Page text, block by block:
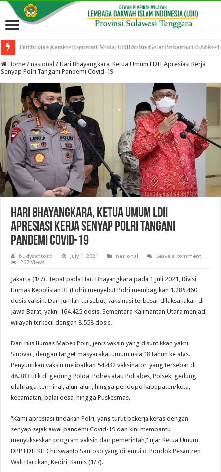
DPP LDII Apresiasi Rapimnas Senkom Mitra Polri, Lanjutkan Kolaborasi
Home / nasional / Hari Bhayangkara, Ketua Umum LDII Apresiasi Kerja
Senyap Polri Tangani Pandemi Covid-19
Hari Bhayangkara, Ketua Umum LDII
Apresiasi Kerja Senyap Polri Tangani
Pandemi Covid-19
budysantoso July 1, 2021 nasional
Leave a comment
267 Views
Jakarta (1/7). Tepat pada Hari Bhayangkara pada 1 Juli 2021, Divisi
Humas Kepolisian RI (Polri) menyebut Polri membagikan 1.285.460
dosis vaksin. Dari jumlah tersebut, vaksinasi terbesar dilaksanakan di
Jawa Barat, yakni 164.425 dosis. Sementara Kalimantan Utara menjadi
wilayah terkecil dengan 8.558 dosis.
Dari rilis Humas Mabes Polri, jenis vaksin yang disuntikkan yakni
Sinovac, dengan target masyarakat umum usia 18 tahun ke atas.
Penyuntikan vaksin melibatkan 54.482 vaksinator, yang tersebar di
48.383 titik di gedung Polda, Polres atau Poltabes, Polsek, gedung
olahraga, terminal, alun-alun, hingga pendopo kabupaten/kota,
kecamatan, balai desa, hingga Puskesmas.
“Kami apresiasi tindakan Polri, yang turut bekerja keras dengan
senyap sejak awal pandemi Covid-19 dan kini membantu
menyukseskan program vaksin dari pemerintah,” ujar Ketua Umum
DPP LDII KH Chriswanto Santoso yang ditemui di Pondok Pesantren
Wali Barokah, Kediri, Kamis (1/7).